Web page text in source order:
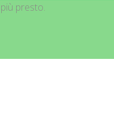
presto.